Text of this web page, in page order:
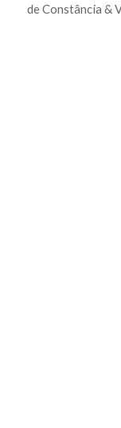
de Constância &